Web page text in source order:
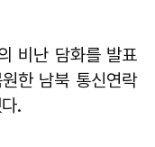
비난 담화를 발표
한 남북 통신연락
.